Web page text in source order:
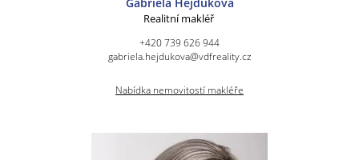
Realitní makléř
+420 739 626 944
gabriela.hejdukova@vdfreality.cz
Nabídka nemovitostí makléře